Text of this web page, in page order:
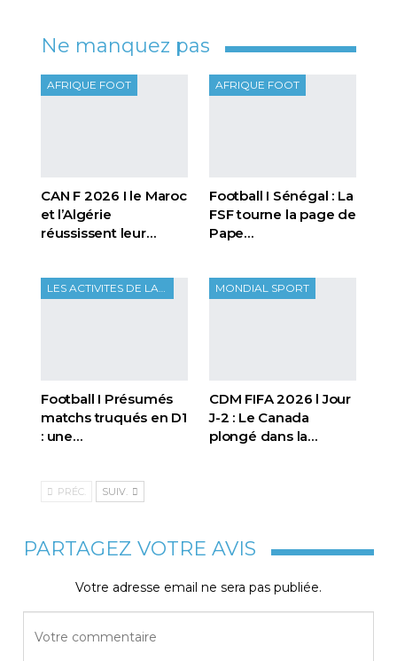
Ne manquez pas
AFRIQUE FOOT
CAN F 2026 I le Maroc
et l’Algérie
réussissent leur…
AFRIQUE FOOT
Football I Sénégal : La
FSF tourne la page de
Pape…
LES ACTIVITES DE LA FTF
Football I Présumés
matchs truqués en D1
: une…
MONDIAL SPORT
CDM FIFA 2026 l Jour
J-2 : Le Canada
plongé dans la…
PRÉC. SUIV.
PARTAGEZ VOTRE AVIS
Votre adresse email ne sera pas publiée.